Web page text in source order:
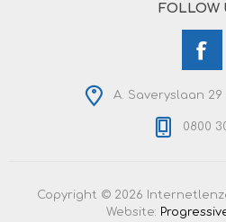
FOLLOW
A. Saveryslaan 29
0800
Copyright © 2026
Website: